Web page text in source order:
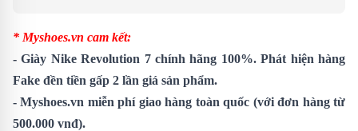
* Myshoes.vn cam kết:
- Giày Nike Revolution 7 chính hãng 100%. Phát hiện hàng
Fake đền tiền gấp 2 lần giá sản phẩm.
- Myshoes.vn miễn phí giao hàng toàn quốc (với đơn hàng từ
500.000 vnđ).